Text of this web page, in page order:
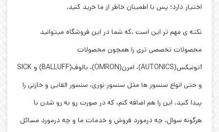
اختیار دارد؛ پس با اطمینان خاطر از ما خرید کنید.
نکته ی مهم تر این است ،که شما در این فروشگاه میتوانید
محصولات تخصصی تری را همچون محصولات
آتونیکس(AUTONICS)، امرن(OMRON)، بالوف(BALLUFF) و SICK
و حتی انواع سنسور ها مثل سنسور نوری، سنسور القایی و خازنی را
پیدا کنید. این را هم اضافه کنم، که در صورت رو به رو شدن با
هرگونه سوال، چه درمورد فروش و خدمات ما و چه درمورد مسائل